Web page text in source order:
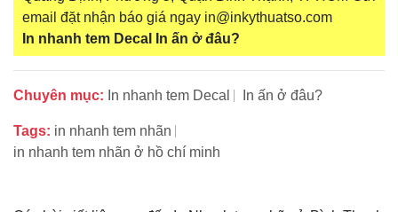
email đặt nhận báo giá ngay in@inkythuatso.com
In nhanh tem Decal
In ấn ở đâu?
Chuyên mục: In nhanh tem Decal In ấn ở đâu?
Tags: in nhanh tem nhãn
in nhanh tem nhãn ở hồ chí minh